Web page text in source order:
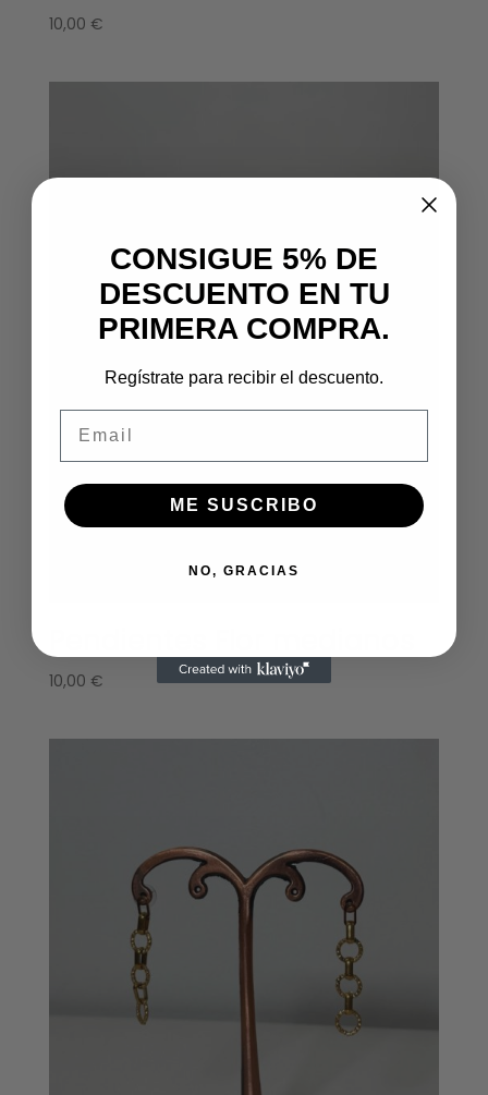
10,00 €
10,00 €
CONSIGUE 5% DE
DESCUENTO EN TU
PRIMERA COMPRA.
Regístrate para recibir el descuento.
ME SUSCRIBO
NO, GRACIAS